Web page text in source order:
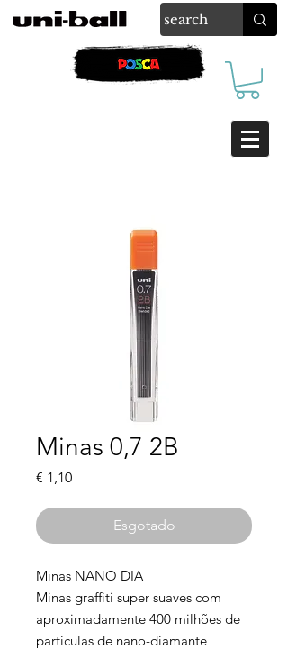
Minas 0,7 2B
€ 1,10Preço
Esgotado
Minas NANO DIA
Minas graffiti super suaves com
aproximadamente 400 milhões de
particulas de nano-diamante